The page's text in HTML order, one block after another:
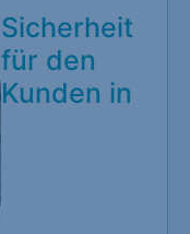
Sicherheit
für den
Kunden in